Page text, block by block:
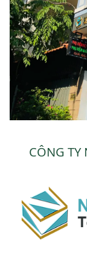
CÔNG TY